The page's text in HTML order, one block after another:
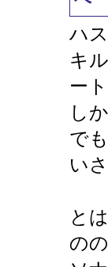
ハ
キ
ー
し
で
い
と
の